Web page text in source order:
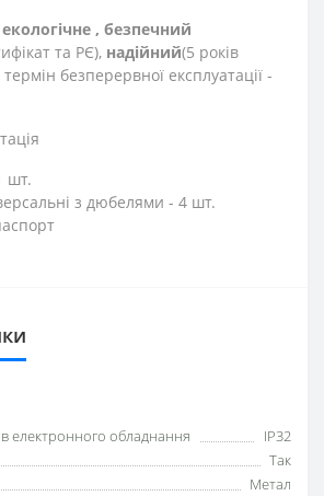
, безпечний
та РЄ), надійний(5 років
термін безперервної експлуатації -
шт.
з дюбелями - 4 шт.
електронного обладнання
IP32
Так
Метал